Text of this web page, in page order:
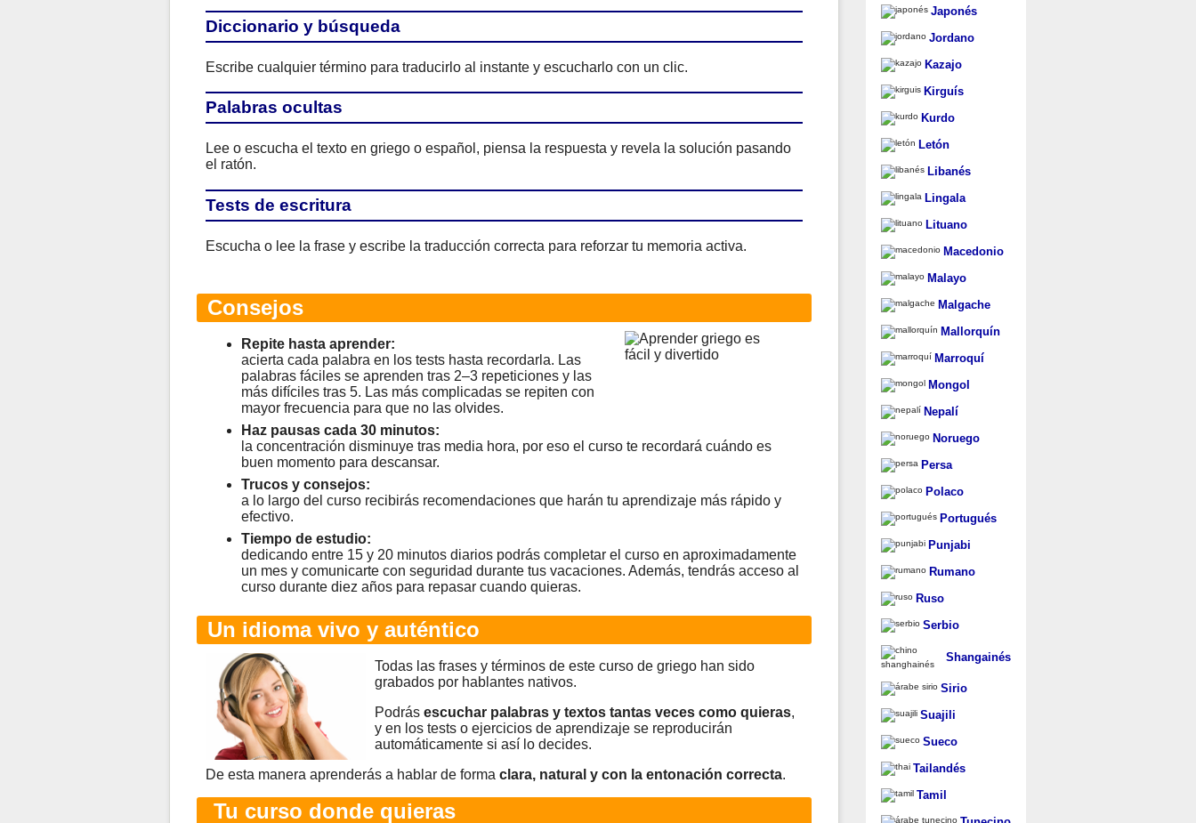
Diccionario y búsqueda
Escribe cualquier término para traducirlo al instante y escucharlo con un clic.
Palabras ocultas
Lee o escucha el texto en griego o español, piensa la respuesta y revela la solución pasando
el ratón.
Tests de escritura
Escucha o lee la frase y escribe la traducción correcta para reforzar tu memoria activa.
Consejos
Repite hasta aprender:
acierta cada palabra en los tests hasta recordarla. Las
palabras fáciles se aprenden tras 2–3 repeticiones y las
más difíciles tras 5. Las más complicadas se repiten con
mayor frecuencia para que no las olvides.
Haz pausas cada 30 minutos:
la concentración disminuye tras media hora, por eso el curso te recordará cuándo es
buen momento para descansar.
Trucos y consejos:
a lo largo del curso recibirás recomendaciones que harán tu aprendizaje más rápido y
efectivo.
Tiempo de estudio:
dedicando entre 15 y 20 minutos diarios podrás completar el curso en aproximadamente
un mes y comunicarte con seguridad durante tus vacaciones. Además, tendrás acceso al
curso durante diez años para repasar cuando quieras.
Un idioma vivo y auténtico
Todas las frases y términos de este curso de griego han sido
grabados por hablantes nativos.
Podrás escuchar palabras y textos tantas veces como quieras,
y en los tests o ejercicios de aprendizaje se reproducirán
automáticamente si así lo decides.
De esta manera aprenderás a hablar de forma clara, natural y con la entonación correcta.
Tu curso donde quieras
Japonés
Jordano
Kazajo
Kirguís
Kurdo
Letón
Libanés
Lingala
Lituano
Macedonio
Malayo
Malgache
Mallorquín
Marroquí
Mongol
Nepalí
Noruego
Persa
Polaco
Portugués
Punjabi
Rumano
Ruso
Serbio
Shangainés
Sirio
Suajili
Sueco
Tailandés
Tamil